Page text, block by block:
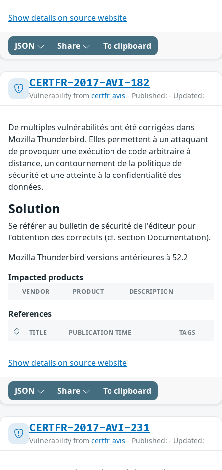
Show details on source website
JSON Share To clipboard
CERTFR-2017-AVI-182
Vulnerability from certfr_avis - Published: - Updated:
De multiples vulnérabilités ont été corrigées dans
Mozilla Thunderbird. Elles permettent à un attaquant
de provoquer une exécution de code arbitraire à
distance, un contournement de la politique de
sécurité et une atteinte à la confidentialité des
données.
Solution
Se référer au bulletin de sécurité de l'éditeur pour
l'obtention des correctifs (cf. section Documentation).
Mozilla Thunderbird versions antérieures à 52.2
Impacted products
VENDOR PRODUCT DESCRIPTION
References
TITLE PUBLICATION TIME TAGS
Show details on source website
JSON Share To clipboard
CERTFR-2017-AVI-231
Vulnerability from certfr_avis - Published: - Updated: